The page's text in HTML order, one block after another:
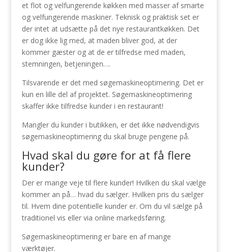
et flot og velfungerende køkken med masser af smarte
og velfungerende maskiner. Teknisk og praktisk set er
der intet at udsætte på det nye restaurantkøkken. Det
er dog ikke lig med, at maden bliver god, at der
kommer gæster og at de er tilfredse med maden,
stemningen, betjeningen….
Tilsvarende er det med søgemaskineoptimering. Det er
kun en lille del af projektet. Søgemaskineoptimering
skaffer ikke tilfredse kunder i en restaurant!
Mangler du kunder i butikken, er det ikke nødvendigvis
søgemaskineoptimering du skal bruge pengene på.
Hvad skal du gøre for at få flere
kunder?
Der er mange veje til flere kunder! Hvilken du skal vælge
kommer an på… hvad du sælger. Hvilken pris du sælger
til. Hvem dine potentielle kunder er. Om du vil sælge på
traditionel vis eller via online markedsføring.
Søgemaskineoptimering er bare en af mange
værktøjer.